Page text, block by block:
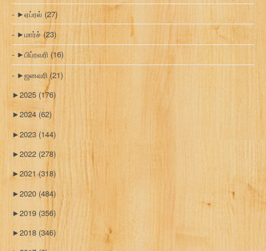
►ஏப்ரல் (27)
►மார்ச் (23)
►பிப்ரவரி (16)
►ஜனவரி(21)
►2025 (176)
►2024 (62)
►2023 (144)
►2022 (278)
►2021(318)
►2020 (484)
►2019 (356)
►2018 (346)